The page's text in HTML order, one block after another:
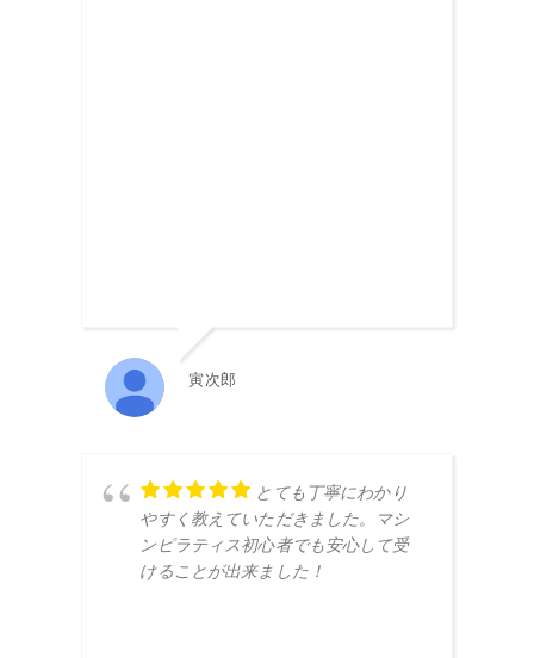
寅次郎
とても丁寧にわかり
やすく教えていただきました。マシ
ンピラティス初心者でも安心して受
けることが出来ました！